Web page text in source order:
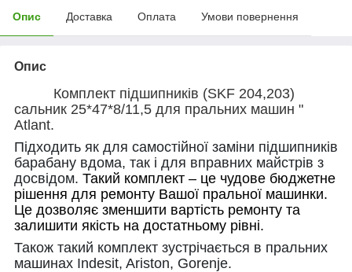
Опис Доставка Оплата Умови повернення
Опис
Комплект підшипників (SKF 204,203)
сальник 25*47*8/11,5 для пральних машин "
Atlant.
Підходить як для самостійної заміни підшипників
барабану вдома, так і для вправних майстрів з
досвідом. Такий комплект – це чудове бюджетне
рішення для ремонту Вашої пральної машинки.
Це дозволяє зменшити вартість ремонту та
залишити якість на достатньому рівні.
Також такий комплект зустрічається в пральних
машинах Indesit, Ariston, Gorenje.